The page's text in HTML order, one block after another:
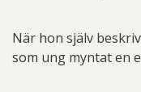
När hon själv
som ung myntat en